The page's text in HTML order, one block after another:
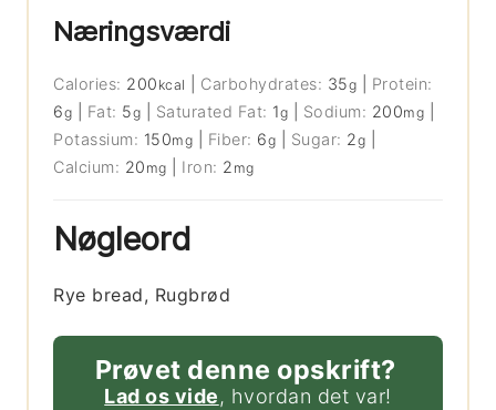
Næringsværdi
Calories: 200 kcal Carbohydrates: 35g
Protein:
6g Fat: 5g Saturated Fat: 1g Sodium: 200mg
Potassium: 150mg Fiber: 6g Sugar: 2g
Calcium: 20 mg Iron: 2 mg
Nøgleord
Rye bread, Rugbrød
Prøvet denne opskrift?
Lad os vide, hvordan det var!